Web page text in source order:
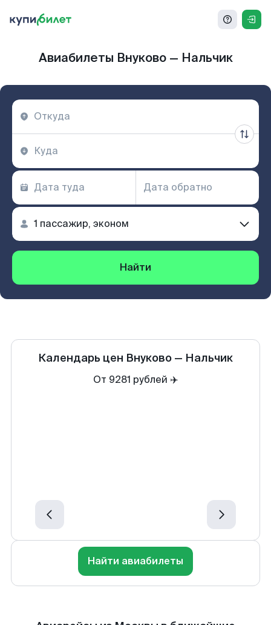
Авиабилеты Внуково — Нальчик
Найти
Календарь цен Внуково — Нальчик
От 9281 рублей ✈️
Найти авиабилеты